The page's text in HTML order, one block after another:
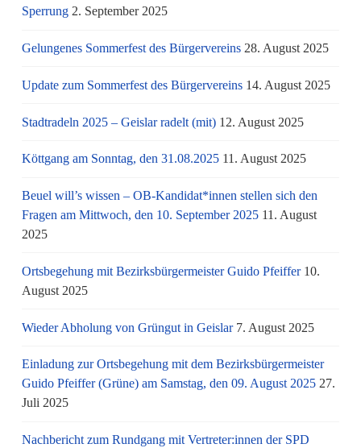
Sperrung 2. September 2025
Gelungenes Sommerfest des Bürgervereins 28. August 2025
Update zum Sommerfest des Bürgervereins 14. August 2025
Stadtradeln 2025 – Geislar radelt (mit) 12. August 2025
Köttgang am Sonntag, den 31.08.2025 11. August 2025
Beuel will’s wissen – OB-Kandidat*innen stellen sich den
Fragen am Mittwoch, den 10. September 2025 11. August
2025
Ortsbegehung mit Bezirksbürgermeister Guido Pfeiffer 10.
August 2025
Wieder Abholung von Grüngut in Geislar 7. August 2025
Einladung zur Ortsbegehung mit dem Bezirksbürgermeister
Guido Pfeiffer (Grüne) am Samstag, den 09. August 2025 27.
Juli 2025
Nachbericht zum Rundgang mit Vertreter:innen der SPD